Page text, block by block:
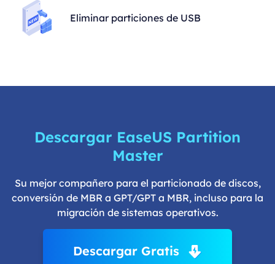
Eliminar particiones de USB
Descargar EaseUS Partition
Master
Su mejor compañero para el particionado de discos,
conversión de MBR a GPT/GPT a MBR, incluso para la
migración de sistemas operativos.
Descargar Gratis